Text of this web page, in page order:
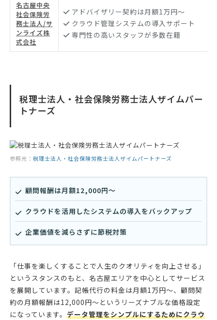
名古屋中央
社会保険労
務士法人/サ
ンライズ株
式会社
アドバイザリー契約は月額1万円〜
クラウド管理システムの導入サポート
専門性の高いスタッフが多数在籍
税理士法人・社会保険労務士法人ザイムパー
トナーズ
参照元： 税理士法人・社会保険労務士法人ザイムパートナーズ
顧問報酬は月額12,000円〜
クラウドを活用したシステムの導入をバックアップ
企業価値を減らさずに節税対策
「仕事を楽しくすることで人生のクオリティを向上させる」
というスタンスのもと、名古屋エリアを中心としてサービス
を展開しています。記帳代行の料金は月額1万円〜、顧問契
約の月額報酬は12,000円〜というリーズナブルな価格設定
になっています。 データ管理をシンプルにするためにクラウ